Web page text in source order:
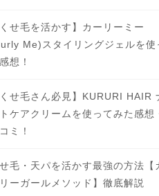
くせ毛を活かす】カーリーミー
Me)スタイリングジェルを使
想！
くせ毛さん必見】KURURI HAIR
ケアクリームを使ってみた感想
ミ！
毛・天パを活かす最強の方法【
ーガールメソッド】徹底解説